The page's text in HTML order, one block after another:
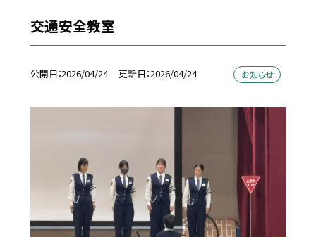
交通安全教室
公開日 2026/04/24 更新日 2026/04/24 お知らせ